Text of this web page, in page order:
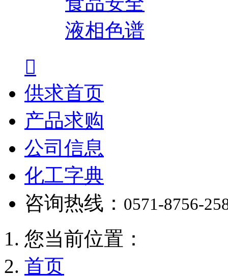
液相色谱

供求首页
产品求购
公司信息
化工字典
咨询热线： 0571-8756-
您当前位置：
首页